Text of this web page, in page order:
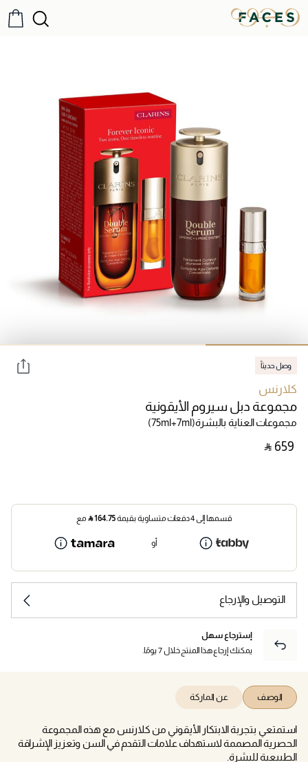
وصل حديثاً
كلارنس
مجموعة دبل سيروم الأيقونية
مجموعات العناية بالبشرة(75ml+7ml)
‎ ⃁ ⁦659⁩ ‎
قسمها إلى 4 دفعات متساوية بقيمة 164.75
⃁ مع
أو
التوصيل والإرجاع
إسترجاع سهل
يمكنك إرجاع هذا المنتج خلال 7 يومًا.
الوصف عن الماركة
استمتعي بتجربة الابتكار الأيقوني من كلارنس مع هذه المجموعة
الحصرية المصممة لاستهداف علامات التقدم في السن وتعزيز الإشراقة
الطبيعية للبشرة.